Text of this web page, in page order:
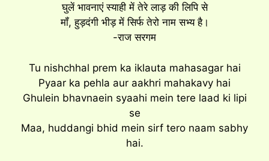
घुलें भावनाएं स्याही में तेरे लाड़ की लिपि से
मॉं, हुड़दंगी भीड़ में सिर्फ तेरो नाम सभ्य है।
-राज सरगम
Tu nishchhal prem ka iklauta mahasagar hai
Pyaar ka pehla aur aakhri mahakavy hai
Ghulein bhavnaein syaahi mein tere laad ki lipi
se
Maa, huddangi bhid mein sirf tero naam sabhy
hai.